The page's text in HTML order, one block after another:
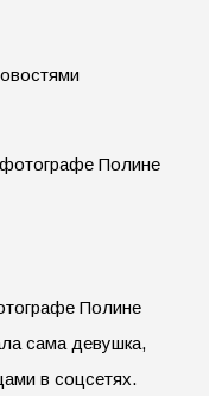
Полине
сама девушка,
в соцсетях.